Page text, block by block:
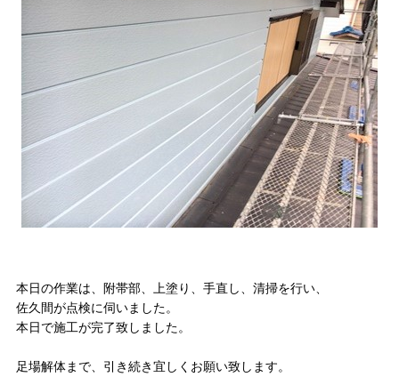
本日の作業は、附帯部、上塗り、手直し、清掃を行い、
佐久間が点検に伺いました。
本日で施工が完了致しました。
足場解体まで、引き続き宜しくお願い致します。